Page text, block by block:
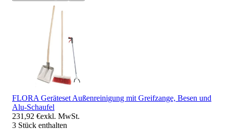
FLORA Geräteset Außenreinigung mit Greifzange, Besen und
Alu-Schaufel
231,92 €exkl. MwSt.
3 Stück enthalten